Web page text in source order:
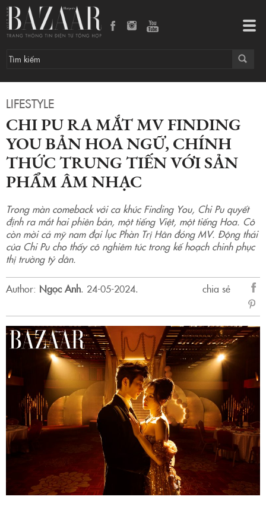
LIFESTYLE
CHI PU RA MẮT MV FINDING
YOU BẢN HOA NGỮ, CHÍNH
THỨC TRUNG TIẾN VỚI SẢN
PHẨM ÂM NHẠC
Trong màn comeback với ca khúc Finding You, Chi Pu quyết
định ra mắt hai phiên bản, một tiếng Việt, một tiếng Hoa. Cô
còn mời cả mỹ nam đại lục Phàn Trị Hân đóng MV. Động thái
của Chi Pu cho thấy cô nghiêm túc trong kế hoạch chinh phục
thị trường tỷ dân.
Author: Ngọc Anh. 24-05-2024.
chia sẻ
sẻ